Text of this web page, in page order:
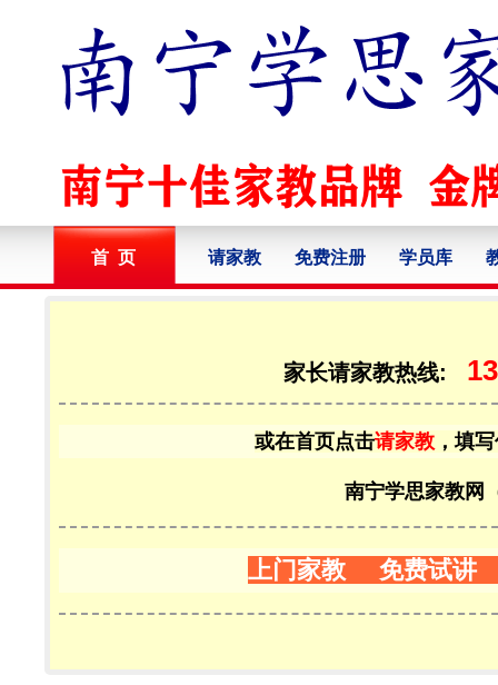
首 页 请家教 免费注册 学员库
家长请家教热线:
或在首页点击请家教 ，填
南宁学思家教网
上门家教 免费试讲